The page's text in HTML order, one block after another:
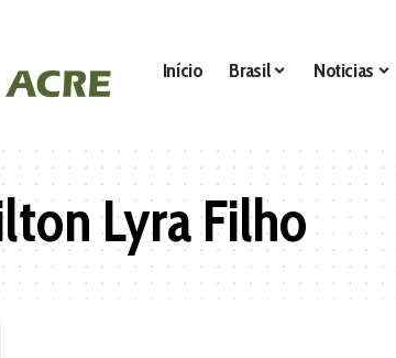
Início Brasil Noticias
Lyra Filho